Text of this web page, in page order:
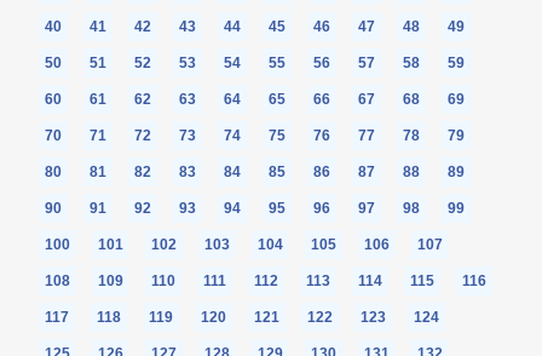
40 41 42 43 44 45 46 47 48 49
50 51 52 53 54 55 56 57 58 59
60 61 62 63 64 65 66 67 68 69
70 71 72 73 74 75 76 77 78 79
80 81 82 83 84 85 86 87 88 89
90 91 92 93 94 95 96 97 98 99
100 101 102 103 104 105 106 107
108 109 110 111 112 113 114 115 116
117 118 119 120 121 122 123 124